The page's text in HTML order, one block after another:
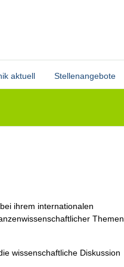
aktuell Stellenangebote
ihrem internationalen
Themen
wissenschaftliche Diskussion